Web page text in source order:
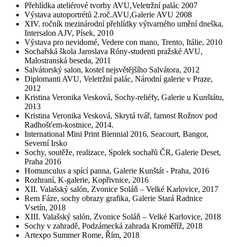
Přehlídka ateliérové tvorby AVU,Veletržní palác 2007
Výstava autoportrétů 2.roč.AVU,Galerie AVU 2008
XIV. ročník mezinárodní přehlídky výtvarného umění dneška,
Intersalon AJV, Písek, 2010
Výstava pro nevidomé, Vedere con mano, Trento, Itálie, 2010
Sochařská škola Jaroslava Róny-studenti pražské AVU,
Malostranská beseda, 2011
Salvátorský salon, kostel nejsvětějšího Salvátora, 2012
Diplomanti AVU, Veletržní palác, Národní galerie v Praze,
2012
Kristina Veronika Vesková, Sochy-reliéfy, Galerie u Kunštátu,
2013
Kristina Veronika Vesková, Skrytá tvář, farnost Rožnov pod
Radhošťem-kostnice, 2014.
International Mini Print Biennial 2016, Seacourt, Bangor,
Severní Irsko
Sochy, soutěže, realizace, Spolek sochařů ČR, Galerie Deset,
Praha 2016
Homunculus a spící panna, Galerie Kunštát - Praha, 2016
Rozhraní, K-galerie, Kopřivnice, 2016
XII. Valašský salón, Zvonice Soláň – Velké Karlovice, 2017
Rem Fáze, sochy obrazy grafika, Galerie Stará Radnice
Vsetín, 2018
XIII. Valašský salón, Zvonice Soláň – Velké Karlovice, 2018
Sochy v zahradě, Podzámecká zahrada Kroměříž, 2018
Artexpo Summer Rome, Řím, 2018